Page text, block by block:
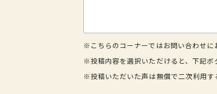
※こちらのコーナーではお問い合わせに
※投稿内容を選択いただけると、下記ボ
※投稿いただいた声は無償で二次利用す